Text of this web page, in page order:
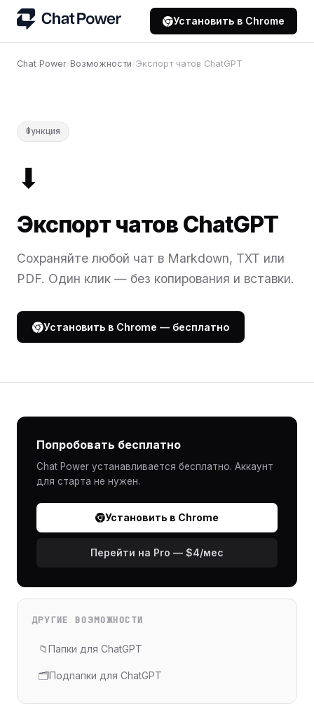
Установить в Chrome
Chat Power/Возможности/Экспорт чатов ChatGPT
Функция
⬇
Экспорт чатов ChatGPT
Сохраняйте любой чат в Markdown, TXT или
PDF. Один клик — без копирования и вставки.
Установить в Chrome — бесплатно
Попробовать бесплатно
Chat Power устанавливается бесплатно. Аккаунт
для старта не нужен.
Установить в Chrome
Перейти на Pro — $4/мес
ДРУГИЕ ВОЗМОЖНОСТИ
📁Папки для ChatGPT
🗂️Подпапки для ChatGPT